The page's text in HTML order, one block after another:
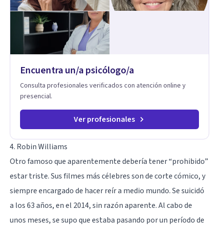
relación contigo misma y con quienes amas, y enseñarte
herramientas prácticas para navegar la vida familiar con amor,
límites sanos, serenidad y propósito. Trabajo desde una
mirada integral donde la mente, las emociones, la historia
familiar y la fe se encuentran para crear procesos
terapéuticos transformadores, cálidos y profundamente
en cada etapa de tu vida.
Encuentra un/a psicólogo/a
Consulta profesionales verificados con atención online y
presencial.
Ver profesionales
4. Robin Williams
Otro famoso que aparentemente debería tener “prohibido”
estar triste. Sus filmes más célebres son de corte cómico, y
siempre encargado de hacer reír a medio mundo. Se suicidó
a los 63 años, en el 2014, sin razón aparente. Al cabo de
unos meses, se supo que estaba pasando por un período de